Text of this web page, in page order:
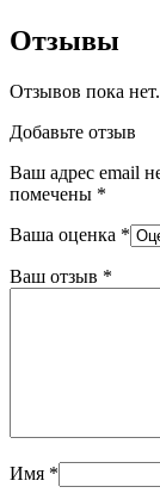
Отзывы
Отзывов пока нет.
Добавьте отзыв
Ваш адрес email
помечены *
Ваша оценка *
Ваш отзыв *
Имя *